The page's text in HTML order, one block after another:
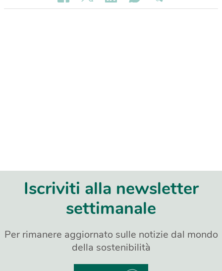
Iscriviti alla newsletter
settimanale
Per rimanere aggiornato sulle notizie dal mondo
della sostenibilità